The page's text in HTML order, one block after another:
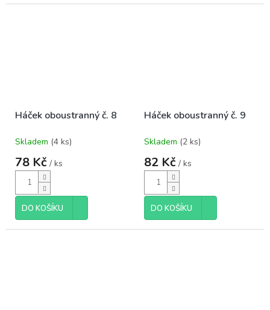
Háček oboustranný č. 8
Průměrné
hodnocení
produktu
z
hvězdiček.
Skladem (4 ks)
78 Kč / ks
DO KOŠÍKU
Háček oboustranný č. 9
Průměrné
hodnocení
produktu
z
hvězdiček.
Skladem (2 ks)
82 Kč / ks
DO KOŠÍKU